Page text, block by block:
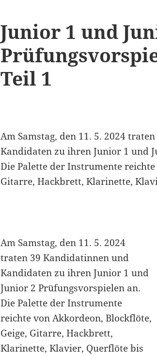
Junior 1 und
Teil 1
Am Samstag, den 11. 5. 2024
Kandidaten zu ihren Junior 1 und
Die Palette der Instrumente
Gitarre, Hackbrett, Klarinette,
Am Samstag, den 11. 5. 2024
traten 39 Kandidatinnen und
Kandidaten zu ihren Junior 1 und
Junior 2 Prüfungsvorspielen an.
Die Palette der Instrumente
reichte von Akkordeon, Blockflöte,
Geige, Gitarre, Hackbrett,
Klarinette, Klavier, Querflöte bis